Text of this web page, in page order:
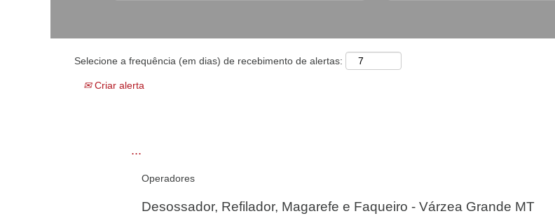
Selecione a frequência (em dias) de recebimento de alertas:
Criar alerta
...
Operadores
Desossador, Refilador, Magarefe e Faqueiro - Várzea Grande MT